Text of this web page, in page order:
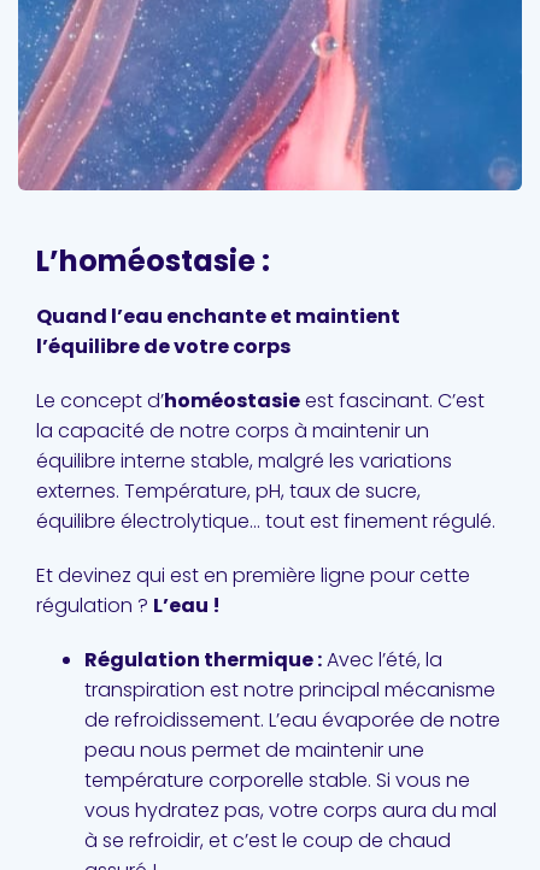
L’homéostasie :
Quand l’eau enchante et maintient
l’équilibre de votre corps
Le concept d’homéostasieest fascinant. C’est
la capacité de notre corps à maintenir un
équilibre interne stable, malgré les variations
externes. Température, pH, taux de sucre,
équilibre électrolytique… tout est finement régulé.
Et devinez qui est en première ligne pour cette
régulation ? L’eau !
Régulation thermique :Avec l’été, la
transpiration est notre principal mécanisme
de refroidissement. L’eau évaporée de notre
peau nous permet de maintenir une
température corporelle stable. Si vous ne
vous hydratez pas, votre corps aura du mal
à se refroidir, et c’est le coup de chaud